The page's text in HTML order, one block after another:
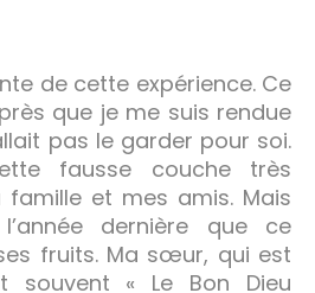
de cette expérience. Ce
que je me suis rendue
pas le garder pour soi.
fausse couche très
et mes amis. Mais
dernière que ce
fruits. Ma sœur, qui est
souvent « Le Bon Dieu